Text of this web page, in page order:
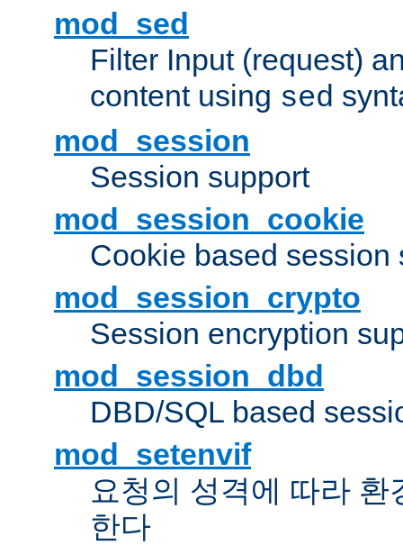
mod_sed
Filter Input (request)
content using sed
mod_session
Session support
mod_session_cookie
Cookie based session
mod_session_crypto
Session encryption
mod_session_dbd
DBD/SQL based
mod_setenvif
요청의 성격에 따라
한다